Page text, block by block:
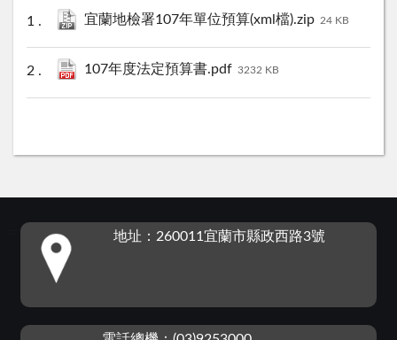
宜蘭地檢署107年單位預算(xml檔).zip 24 KB
107年度法定預算書.pdf 3232 KB
地址：260011宜蘭市縣政西路3號